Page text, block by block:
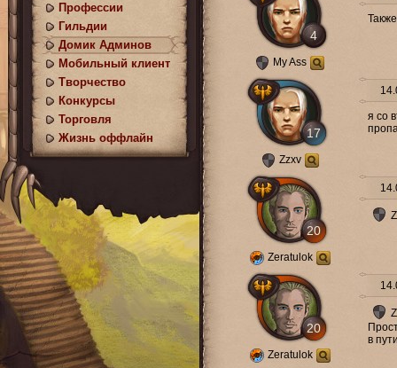
4
My Ass
17
Zzxv
я со
20
Zeratulok
20
Zeratulok
в
Профессии
Гильдии
Домик Админов
Мобильный клиент
Творчество
Конкурсы
Торговля
Жизнь оффлайн